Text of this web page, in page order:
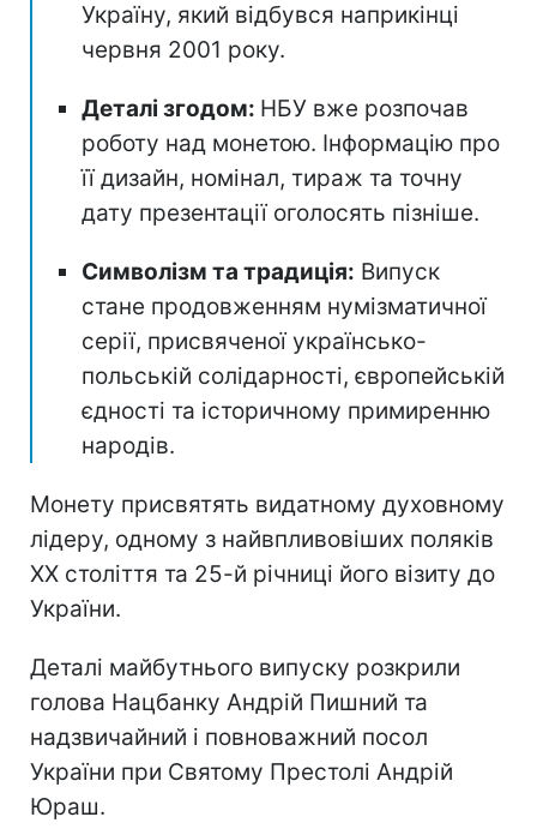
Україну, який відбувся наприкінці
червня 2001 року.
Деталі згодом: НБУ вже розпочав
роботу над монетою. Інформацію про
її дизайн, номінал, тираж та точну
дату презентації оголосять пізніше.
Символізм та традиція: Випуск
стане продовженням нумізматичної
серії, присвяченої українсько-
польській солідарності, європейській
єдності та історичному примиренню
народів.
Монету присвятять видатному духовному
лідеру, одному з найвпливовіших поляків
ХХ століття та 25-й річниці його візиту до
України.
Деталі майбутнього випуску розкрили
голова Нацбанку Андрій Пишний та
надзвичайний і повноважний посол
України при Святому Престолі Андрій
Юраш.